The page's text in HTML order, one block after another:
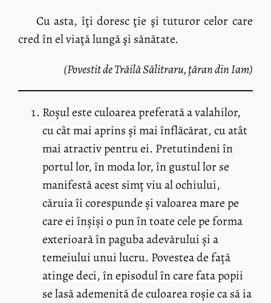
Cu asta, îţi doresc ţie şi tuturor celor care
cred în el viaţă lungă şi sănătate.
(Povestit de Trăilă Sălitraru, ţăran din Iam)
Roșul este culoarea preferată a valahilor,
cu cât mai aprins și mai înflăcărat, cu atât
mai atractiv pentru ei. Pretutindeni în
portul lor, în moda lor, în gustul lor se
manifestă acest simț viu al ochiului,
căruia îi corespunde și valoarea mare pe
care ei înșiși o pun în toate cele pe forma
exterioară în paguba adevărului și a
temeiului unui lucru. Povestea de față
atinge deci, în episodul în care fata popii
se lasă ademenită de culoarea roșie ca să ia